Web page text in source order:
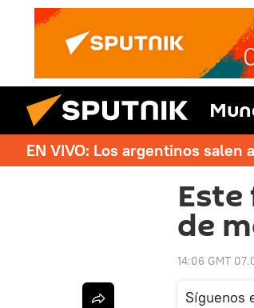
EN VIVO: Los argentinos
de
14:06 GMT
Síguenos